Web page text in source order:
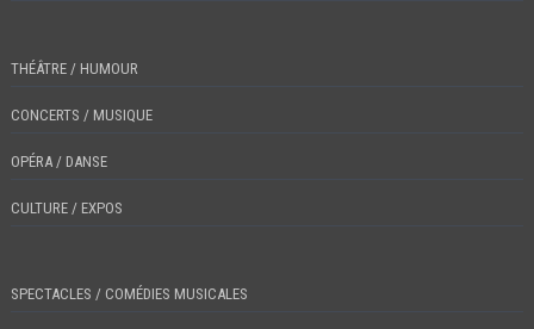
THÉÂTRE / HUMOUR
CONCERTS / MUSIQUE
OPÉRA / DANSE
CULTURE / EXPOS
SPECTACLES / COMÉDIES MUSICALES